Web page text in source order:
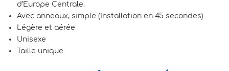
d’Europe Centrale.
Avec anneaux, simple (Installation en 45 secondes)
Légère et aérée
Unisexe
Taille unique